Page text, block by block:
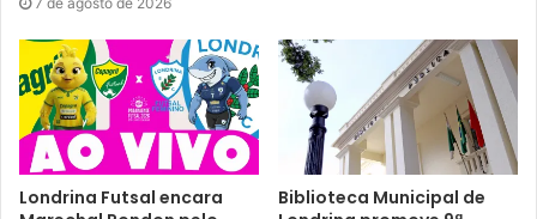
Texto: Renato Forin Jr.
Gostei
Londrina Futsal encara
Biblioteca Municipal de